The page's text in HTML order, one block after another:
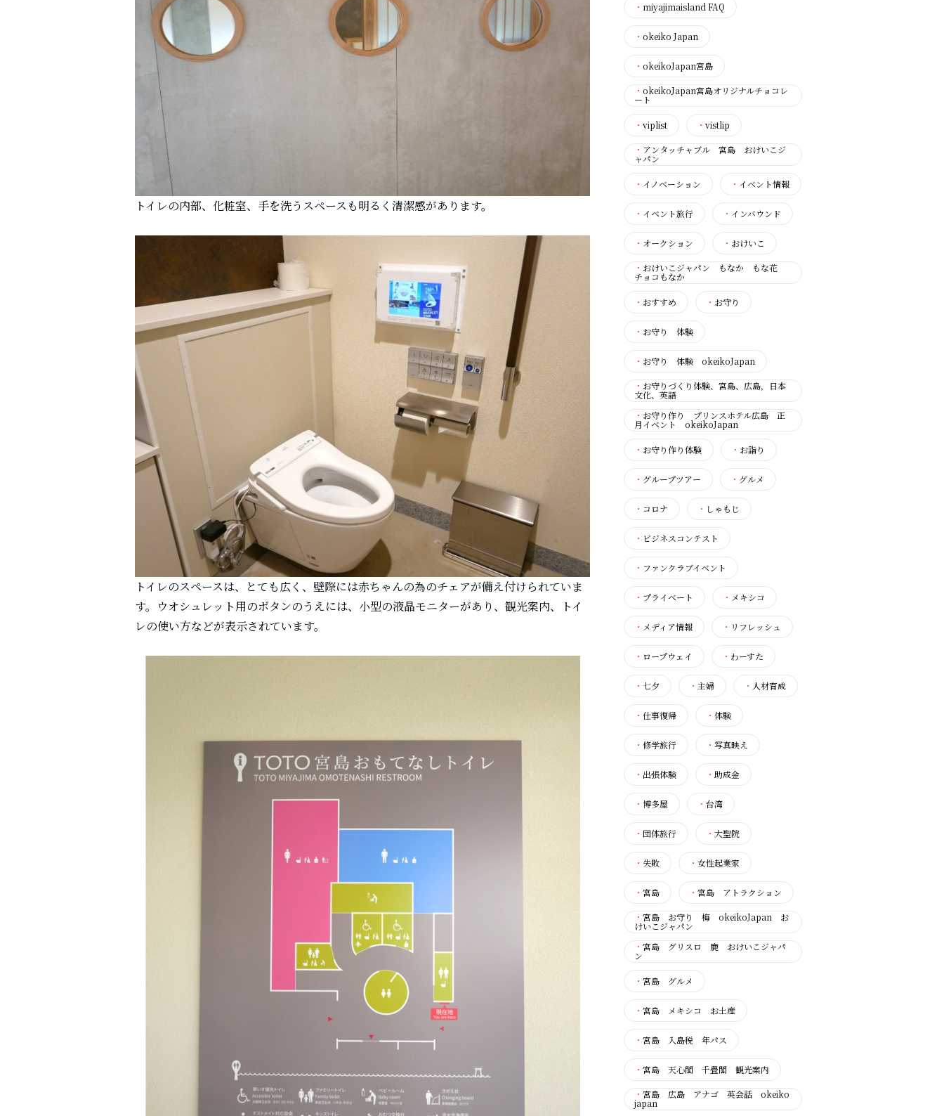
トイレの内部、化粧室、手を洗うスペースも明るく清潔感があります。
トイレのスペースは、とても広く、壁際には赤ちゃんの為のチェアが備え付けられていま
す。ウオシュレット用のボタンのうえには、小型の液晶モニターがあり、観光案内、トイ
レの使い方などが表示されています。
・ miyajimaisland FAQ
・ okeiko Japan
・ okeikoJapan宮島
・ okeikoJapan宮島オリジナルチョコレ
ート
・ viplist ・ vistlip
・ アンタッチャブル 宮島 おけいこジ
ャパン
・ イノベーション ・ イベント情報
・ イベント旅行 ・ インバウンド
・ オークション ・ おけいこ
・ おけいこジャパン もなか もな花
チョコもなか
・ おすすめ ・ お守り
・ お守り 体験
・ お守り 体験 okeikoJapan
・ お守りづくり体験、宮島、広島，日本
文化、英語
・ お守り作り プリンスホテル広島 正
月イベント okeikoJapan
・ お守り作り体験 ・ お詣り
・ グループツアー ・ グルメ
・ コロナ ・ しゃもじ
・ ビジネスコンテスト
・ ファンクラブイベント
・ プライベート ・ メキシコ
・ メディア情報 ・ リフレッシュ
・ ロープウェイ ・ わーすた
・ 七夕 ・ 主婦 ・ 人材育成
・ 仕事復帰 ・ 体験
・ 修学旅行 ・ 写真映え
・ 出張体験 ・ 助成金
・ 博多屋 ・ 台湾
・ 団体旅行 ・ 大聖院
・ 失敗 ・ 女性起業家
・ 宮島 ・ 宮島 アトラクション
・ 宮島 お守り 梅 okeikoJapan お
けいこジャパン
・ 宮島 グリスロ 鹿 おけいこジャパ
ン
・ 宮島 グルメ
・ 宮島 メキシコ お土産
・ 宮島 入島税 年パス
・ 宮島 天心閣 千畳閣 観光案内
・ 宮島 広島 アナゴ 英会話 okeiko
japan